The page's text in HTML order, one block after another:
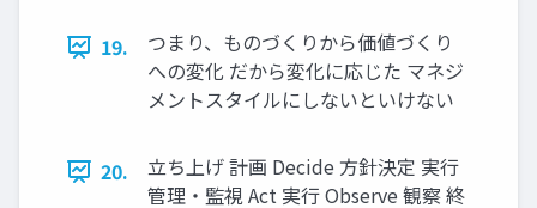
19.
つまり、ものづくりから価値づくり
への変化 だから変化に応じた マネジ
メントスタイルにしないといけない
20.
立ち上げ 計画 Decide 方針決定 実行
管理・監視 Act 実行 Observe 観察 終